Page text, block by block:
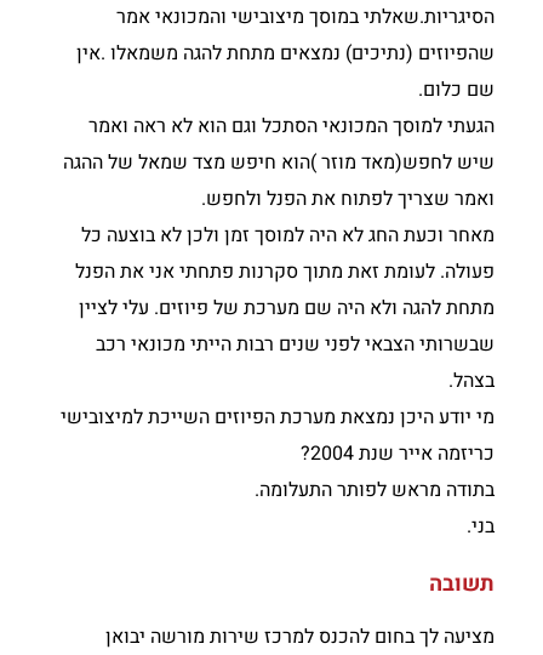
הסיגריות.שאלתי במוסך מיצובישי והמכונאי אמר
שהפיוזים (נתיכים) נמצאים מתחת להגה משמאלו .אין
שם כלום.
הגעתי למוסך המכונאי הסתכל וגם הוא לא ראה ואמר
שיש לחפש(מאד מוזר )הוא חיפש מצד שמאל של ההגה
ואמר שצריך לפתוח את הפנל ולחפש.
מאחר וכעת החג לא היה למוסך זמן ולכן לא בוצעה כל
פעולה. לעומת זאת מתוך סקרנות פתחתי אני את הפנל
מתחת להגה ולא היה שם מערכת של פיוזים. עלי לציין
שבשרותי הצבאי לפני שנים רבות הייתי מכונאי רכב
בצהל.
מי יודע היכן נמצאת מערכת הפיוזים השייכת למיצובישי
כריזמה אייר שנת 2004?
בתודה מראש לפותר התעלומה.
בני.
תשובה
מציעה לך בחום להכנס למרכז שירות מורשה יבואן